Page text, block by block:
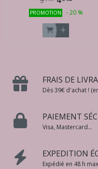
PROMOTION -20 %
FRAIS DE
Dès 39€ d'achat !
PAIEMENT
Visa, Mastercard...
EXPEDITION
Expédié en 48 h